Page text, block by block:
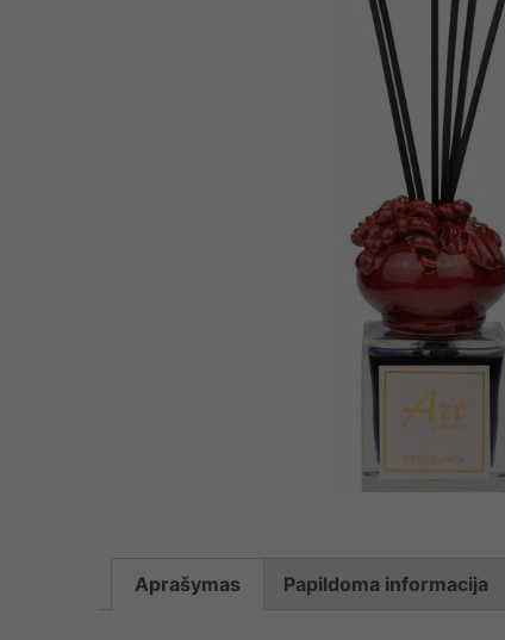
Aprašymas Papildoma informacija